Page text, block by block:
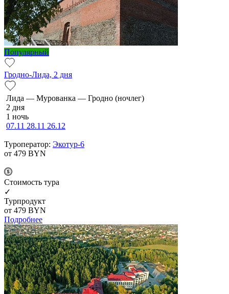
Популярный
Гродно-Лида, 2 дня
Ли­да — Мурованка — Грод­но (ночлег)
2 дня
1 ночь
07.11 28.11 26.12
Туроператор: Экотур-6
от 479 BYN
Cтоимость тура
✓
Турпродукт
от 479 BYN
Подробнее